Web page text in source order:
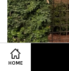
HOME